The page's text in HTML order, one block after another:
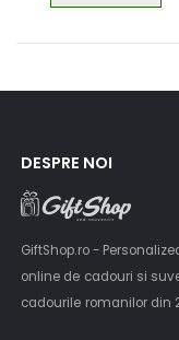
DESPRE NOI
GiftShop.ro -
online de cadouri si
cadourile romanilor din